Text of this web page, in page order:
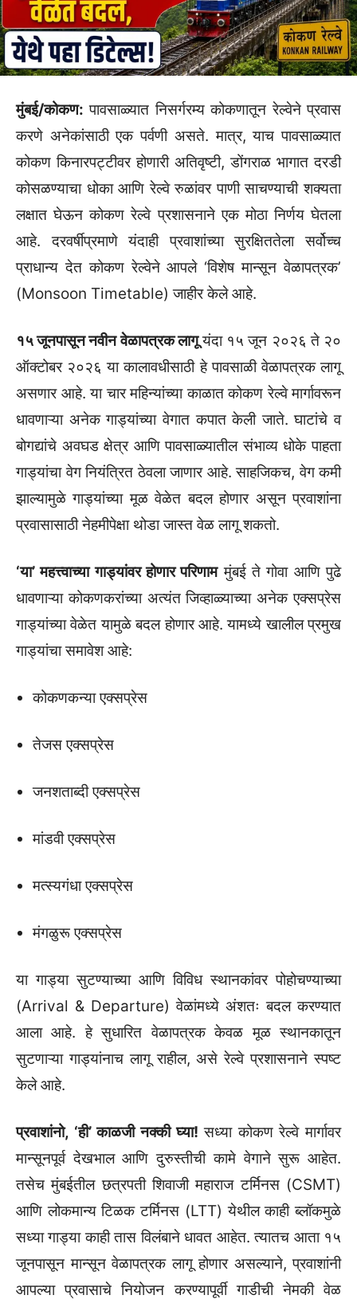
मुंबई/कोकण: पावसाळ्यात निसर्गरम्य कोकणातून रेल्वेने प्रवास
करणे अनेकांसाठी एक पर्वणी असते. मात्र, याच पावसाळ्यात
कोकण किनारपट्टीवर होणारी अतिवृष्टी, डोंगराळ भागात दरडी
कोसळण्याचा धोका आणि रेल्वे रुळांवर पाणी साचण्याची शक्यता
लक्षात घेऊन कोकण रेल्वे प्रशासनाने एक मोठा निर्णय घेतला
आहे. दरवर्षीप्रमाणे यंदाही प्रवाशांच्या सुरक्षिततेला सर्वोच्च
प्राधान्य देत कोकण रेल्वेने आपले ‘विशेष मान्सून वेळापत्रक’
(Monsoon Timetable) जाहीर केले आहे.
१५ जूनपासून नवीन वेळापत्रक लागूयंदा १५ जून २०२६ ते २०
ऑक्टोबर २०२६ या कालावधीसाठी हे पावसाळी वेळापत्रक लागू
असणार आहे. या चार महिन्यांच्या काळात कोकण रेल्वे मार्गावरून
धावणाऱ्या अनेक गाड्यांच्या वेगात कपात केली जाते. घाटांचे व
बोगद्यांचे अवघड क्षेत्र आणि पावसाळ्यातील संभाव्य धोके पाहता
गाड्यांचा वेग नियंत्रित ठेवला जाणार आहे. साहजिकच, वेग कमी
झाल्यामुळे गाड्यांच्या मूळ वेळेत बदल होणार असून प्रवाशांना
प्रवासासाठी नेहमीपेक्षा थोडा जास्त वेळ लागू शकतो.
‘या’ महत्त्वाच्या गाड्यांवर होणार परिणाममुंबई ते गोवा आणि पुढे
धावणाऱ्या कोकणकरांच्या अत्यंत जिव्हाळ्याच्या अनेक एक्सप्रेस
गाड्यांच्या वेळेत यामुळे बदल होणार आहे. यामध्ये खालील प्रमुख
गाड्यांचा समावेश आहे:
कोकणकन्या एक्सप्रेस
तेजस एक्सप्रेस
जनशताब्दी एक्सप्रेस
मांडवी एक्सप्रेस
मत्स्यगंधा एक्सप्रेस
मंगळुरू एक्सप्रेस
या गाड्या सुटण्याच्या आणि विविध स्थानकांवर पोहोचण्याच्या
(Arrival & Departure) वेळांमध्ये अंशतः बदल करण्यात
आला आहे. हे सुधारित वेळापत्रक केवळ मूळ स्थानकातून
सुटणाऱ्या गाड्यांनाच लागू राहील, असे रेल्वे प्रशासनाने स्पष्ट
केले आहे.
प्रवाशांनो, ‘ही’ काळजी नक्की घ्या! सध्या कोकण रेल्वे मार्गावर
मान्सूनपूर्व देखभाल आणि दुरुस्तीची कामे वेगाने सुरू आहेत.
तसेच मुंबईतील छत्रपती शिवाजी महाराज टर्मिनस (CSMT)
आणि लोकमान्य टिळक टर्मिनस (LTT) येथील काही ब्लॉकमुळे
सध्या गाड्या काही तास विलंबाने धावत आहेत. त्यातच आता १५
जूनपासून मान्सून वेळापत्रक लागू होणार असल्याने, प्रवाशांनी
आपल्या प्रवासाचे नियोजन करण्यापूर्वी गाडीची नेमकी वेळ